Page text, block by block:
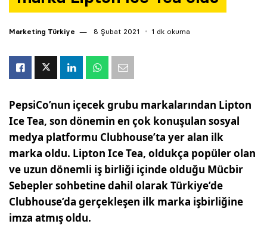
Marketing Türkiye 8 Şubat 2021 1 dk okuma
PepsiCo’nun içecek grubu markalarından Lipton
Ice Tea, son dönemin en çok konuşulan sosyal
medya platformu Clubhouse’ta yer alan ilk
marka oldu. Lipton Ice Tea, oldukça popüler olan
ve uzun dönemli iş birliği içinde olduğu Mücbir
Sebepler sohbetine dahil olarak Türkiye’de
Clubhouse’da gerçekleşen ilk marka işbirliğine
imza atmış oldu.